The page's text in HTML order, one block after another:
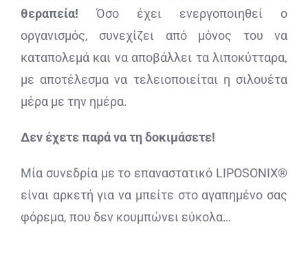
θεραπεία! Όσο έχει ενεργοποιηθεί ο
οργανισμός, συνεχίζει από μόνος του να
καταπολεμά και να αποβάλλει τα λιποκύτταρα,
με αποτέλεσμα να τελειοποιείται η σιλουέτα
μέρα με την ημέρα.
Δεν έχετε παρά να τη δοκιμάσετε!
Μία συνεδρία με το επαναστατικό LIPOSONIX®
είναι αρκετή για να μπείτε στο αγαπημένο σας
φόρεμα, που δεν κουμπώνει εύκολα…